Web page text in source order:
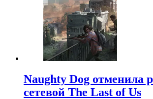
Naughty Dog отменила
сетевой The Last of Us